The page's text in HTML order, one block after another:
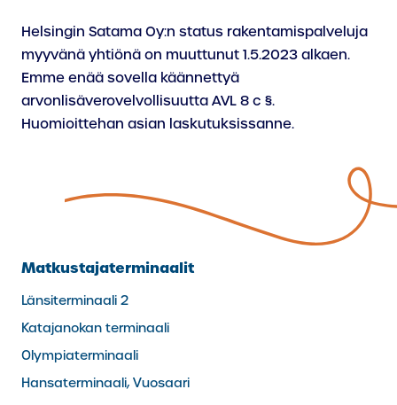
Helsingin Satama Oy:n status rakentamispalveluja
myyvänä yhtiönä on muuttunut 1.5.2023 alkaen.
Emme enää sovella käännettyä
arvonlisäverovelvollisuutta AVL 8 c §.
Huomioittehan asian laskutuksissanne.
Matkustajaterminaalit
Länsiterminaali 2
Katajanokan terminaali
Olympiaterminaali
Hansaterminaali, Vuosaari